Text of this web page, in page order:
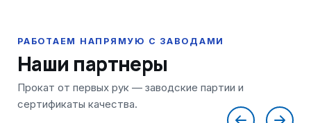
Наши партнеры